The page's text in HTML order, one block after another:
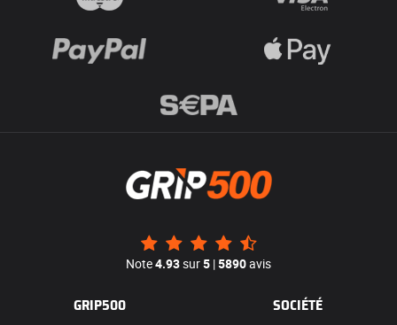
Note4.93sur5 |5890avis
GRIP500 SOCIÉTÉ